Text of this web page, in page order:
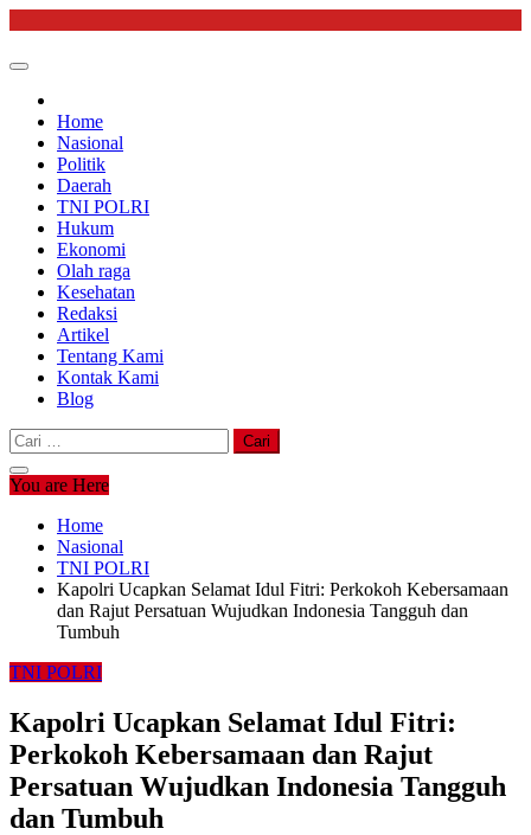
content
Home
Nasional
Politik
Daerah
TNI POLRI
Hukum
Ekonomi
Olah raga
Kesehatan
Redaksi
Artikel
Tentang Kami
Kontak Kami
Blog
Cari
untuk:
You are Here
Home
Nasional
TNI POLRI
Kapolri Ucapkan Selamat Idul Fitri: Perkokoh Kebersamaan
dan Rajut Persatuan Wujudkan Indonesia Tangguh dan
Tumbuh
TNI POLRI
Kapolri Ucapkan Selamat Idul Fitri:
Perkokoh Kebersamaan dan Rajut
Persatuan Wujudkan Indonesia Tangguh
dan Tumbuh